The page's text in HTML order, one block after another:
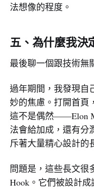
法想像的程度。
五、為什麼我決
最後聊一個跟技術無
過年期間，我發現自
妙的焦慮。打開首頁
這不是偶然——Elon
法會給加成，還有分
斥著大量精心設計的
問題是，這些長文很
Hook。它們被設計